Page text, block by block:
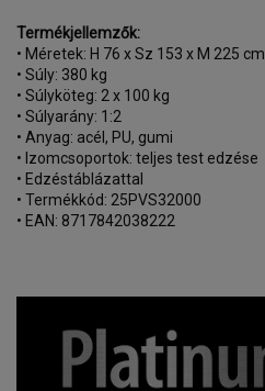
Termékjellemzők:
• Méretek: H 76 x Sz 153 x M 225 cm
• Súly: 380 kg
• Súlyköteg: 2 x 100 kg
• Súlyarány: 1:2
• Anyag: acél, PU, ​​gumi
• Izomcsoportok: teljes test edzése
• Edzéstáblázattal
• Termékkód: 25PVS32000
• EAN: 8717842038222